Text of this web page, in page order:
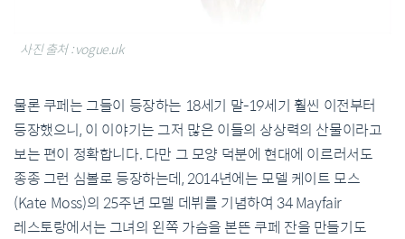
사진 출처 : vogue.uk
물론 쿠페는 그들이 등장하는 18세기 말-19세기 훨씬 이전부터
등장했으니, 이 이야기는 그저 많은 이들의 상상력의 산물이라고
보는 편이 정확합니다. 다만 그 모양 덕분에 현대에 이르러서도
종종 그런 심볼로 등장하는데, 2014년에는 모델 케이트 모스
(Kate Moss)의 25주년 모델 데뷔를 기념하여 34 Mayfair
레스토랑에서는 그녀의 왼쪽 가슴을 본뜬 쿠페 잔을 만들기도